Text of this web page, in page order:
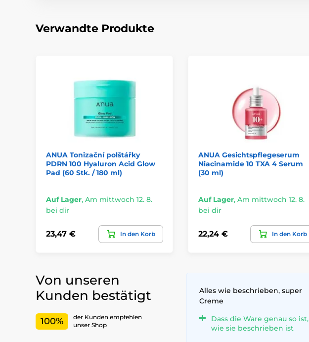
Verwandte Produkte
ANUA Tonizační polštářky
PDRN 100 Hyaluron Acid Glow
Pad (60 Stk. / 180 ml)
Auf Lager, Am mittwoch 12. 8.
bei dir
23,47 € In den Korb
ANUA Gesichtspflegeserum
Niacinamide 10 TXA 4 Serum
(30 ml)
Auf Lager, Am mittwoch 12. 8.
bei dir
22,24 € In den Korb
Von unseren
Kunden bestätigt
100%
der Kunden empfehlen
unser Shop
Alles wie beschrieben, super
Creme
Dass die Ware genau so ist,
wie sie beschrieben ist